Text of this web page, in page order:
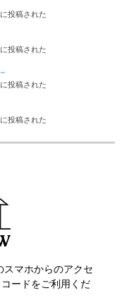
投稿された
投稿された
投稿された
投稿された
マホからのアクセ
ードをご利用くだ